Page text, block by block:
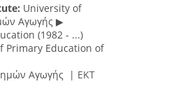
University of
Αγωγής ▶
(1982 - ...)
Primary Education of
Αγωγής | ΕΚΤ